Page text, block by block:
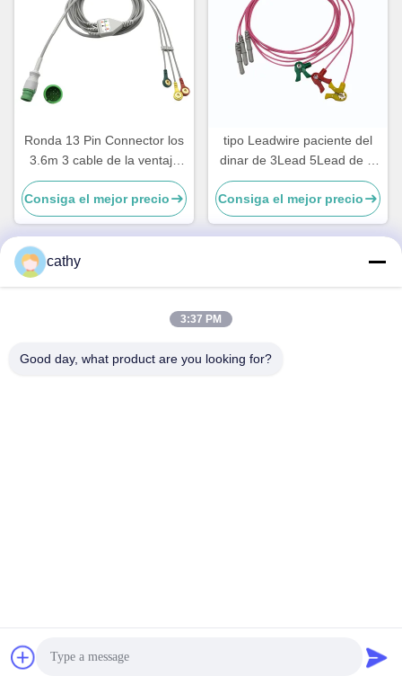
Ronda 13 Pin Connector los
3.6m 3 cable de la ventaja
ECG para Mediana D500
Consiga el mejor precio
tipo Leadwire paciente del
dinar de 3Lead 5Lead de la
chaqueta del cable TPU del
IEC AHA ECG
Consiga el mejor precio
Cuarto y quinto piso, Edificio 3, 19, calle North Danzi, calle
Shenzhen Pray-med Technology Co.,Ltd . Todos los derechos
cathy
3:37 PM
Good day, what product are you looking for?